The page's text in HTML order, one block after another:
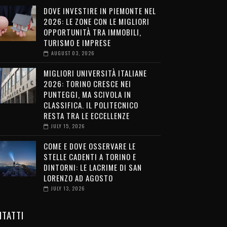
DOVE INVESTIRE IN PIEMONTE NEL
2026: LE ZONE CON LE MIGLIORI
OPPORTUNITÀ TRA IMMOBILI,
TURISMO E IMPRESE
AUGUST 03, 2026
MIGLIORI UNIVERSITÀ ITALIANE
2026: TORINO CRESCE NEI
PUNTEGGI, MA SCIVOLA IN
CLASSIFICA. IL POLITECNICO
RESTA TRA LE ECCELLENZE
JULY 15, 2026
COME E DOVE OSSERVARE LE
STELLE CADENTI A TORINO E
DINTORNI: LE LACRIME DI SAN
LORENZO AD AGOSTO
JULY 13, 2026